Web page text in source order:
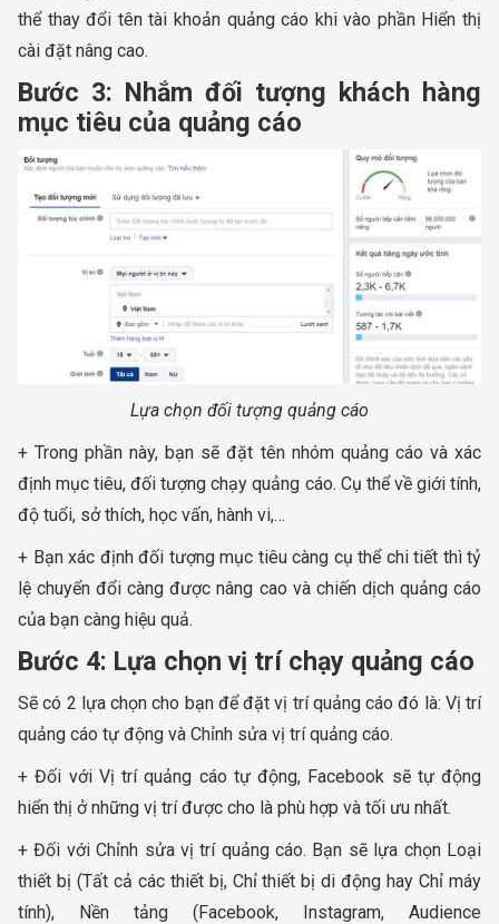
thể thay đổi tên tài khoản quảng cáo khi vào phần Hiển thị
cài đặt nâng cao.
Bước 3: Nhắm đối tượng khách hàng
mục tiêu của quảng cáo
Lựa chọn đối tượng quảng cáo
+ Trong phần này, bạn sẽ đặt tên nhóm quảng cáo và xác
định mục tiêu, đối tượng chạy quảng cáo. Cụ thể về giới tính,
độ tuổi, sở thích, học vấn, hành vi,…
+ Bạn xác định đối tượng mục tiêu càng cụ thể chi tiết thì tỷ
lệ chuyển đổi càng được nâng cao và chiến dịch quảng cáo
của bạn càng hiệu quả.
Bước 4: Lựa chọn vị trí chạy quảng cáo
Sẽ có 2 lựa chọn cho bạn để đặt vị trí quảng cáo đó là: Vị trí
quảng cáo tự động và Chỉnh sửa vị trí quảng cáo.
+ Đối với Vị trí quảng cáo tự động, Facebook sẽ tự động
hiển thị ở những vị trí được cho là phù hợp và tối ưu nhất.
+ Đối với Chỉnh sửa vị trí quảng cáo. Bạn sẽ lựa chọn Loại
thiết bị (Tất cả các thiết bị, Chỉ thiết bị di động hay Chỉ máy
tính), Nền tảng (Facebook, Instagram, Audience